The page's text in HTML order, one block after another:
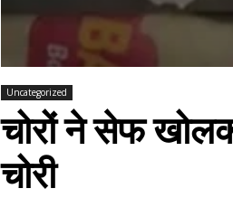
Uncategorized
चोरों ने सेफ
चोरी